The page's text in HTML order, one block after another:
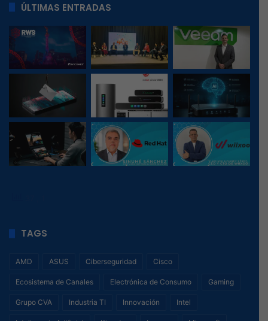
ÚLTIMAS ENTRADAS
TAGS
AMD ASUS Ciberseguridad Cisco
Ecosistema de Canales Electrónica de Consumo Gaming
Grupo CVA Industria TI Innovación Intel